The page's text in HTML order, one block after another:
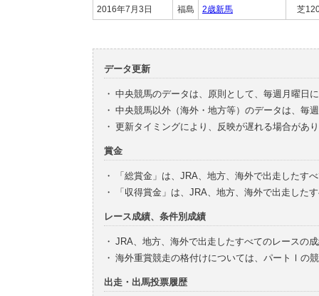
2016年7月3日 福島 2歳新馬 芝
データ更新
・ 中央競馬のデータは、原則として、毎週月曜日
・ 中央競馬以外（海外・地方等）のデータは、毎
・ 更新タイミングにより、反映が遅れる場合があ
賞金
・
「総賞金」は、JRA、地方、海外で出走したす
・
「収得賞金」は、JRA、地方、海外で出走した
レース成績、条件別成績
・ JRA、地方、海外で出走したすべてのレースの
・ 海外重賞競走の格付けについては、パートⅠの
出走・出馬投票履歴